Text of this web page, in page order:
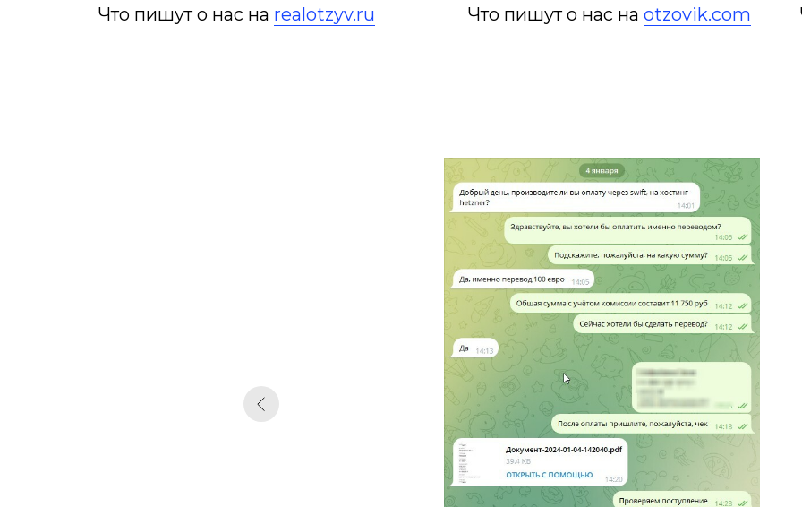
Что пишут о нас на otzovik.com
Что пишут о нас на realotzyv.ru